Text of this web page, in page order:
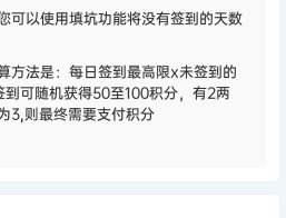
可以使用填坑功能将没有签到的天数
方法是：每日签到最高限x未签到的
可随机获得50至100积分，有2两
3,则最终需要支付积分